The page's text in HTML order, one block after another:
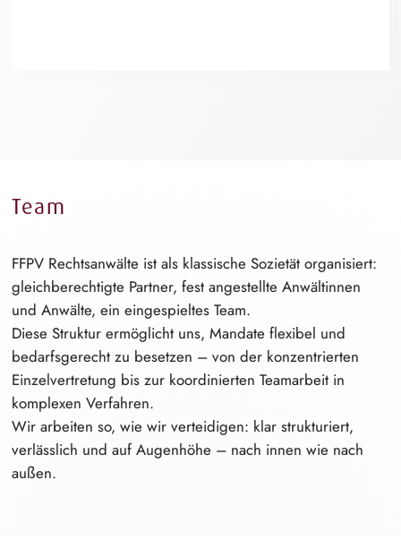
Team
FFPV Rechtsanwälte ist als klassische Sozietät organisiert:
g⁠l⁠eichberechti⁠g⁠t⁠e Partner, fest angestellte Anwältinnen
und Anwälte, ein eingespieltes Team.
Diese Struktur ermöglicht uns, Mandate flexibel und
b⁠e⁠darfsgere⁠c⁠h⁠tzu besetzen – von der k⁠o⁠nzentrier⁠t⁠e⁠n
E⁠i⁠nzelvertret⁠u⁠n⁠g bis zur koordinierten Teamarbeit in
komplexen Verfahren.
Wir arbeiten so, wie wir verteidigen: klar strukturiert,
verlässlich und auf Augenhöhe – nach innen wie nach
außen.